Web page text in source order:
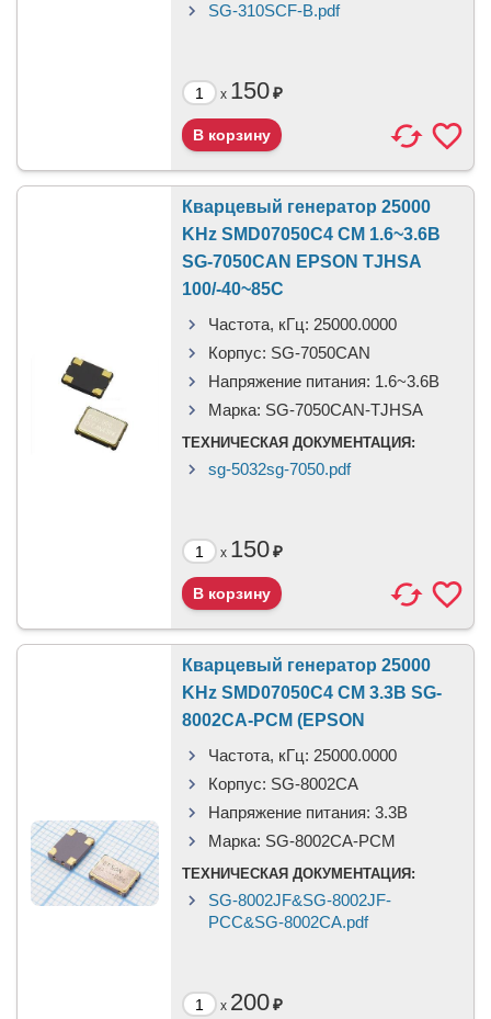
SG-310SCF-B.pdf
x 150₽
Кварцевый генератор 25000
KHz SMD07050C4 CM 1.6~3.6В
SG-7050CAN EPSON TJHSA
100/-40~85C
Частота, кГц: 25000.0000
Корпус: SG-7050CAN
Напряжение питания: 1.6~3.6В
Марка: SG-7050CAN-TJHSA
ТЕХНИЧЕСКАЯ ДОКУМЕНТАЦИЯ:
sg-5032sg-7050.pdf
x 150₽
Кварцевый генератор 25000
KHz SMD07050C4 CM 3.3В SG-
8002CA-PCM (EPSON
Частота, кГц: 25000.0000
Корпус: SG-8002CA
Напряжение питания: 3.3В
Марка: SG-8002CA-PCM
ТЕХНИЧЕСКАЯ ДОКУМЕНТАЦИЯ:
SG-8002JF&SG-8002JF-
PCC&SG-8002CA.pdf
x 200₽